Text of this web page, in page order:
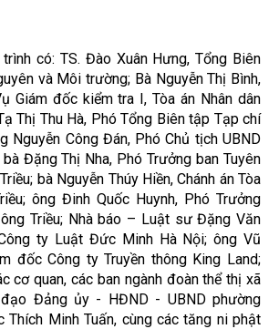
có: TS. Đào Xuân Hưng, Tổng Biên
và Môi trường; Bà Nguyễn Thị Bình,
Giám đốc kiểm tra I, Tòa án Nhân dân
Thị Thu Hà, Phó Tổng Biên tập Tạp chí
Nguyễn Công Đán, Phó Chủ tịch UBND
Đặng Thị Nha, Phó Trưởng ban Tuyên
bà Nguyễn Thúy Hiền, Chánh án Tòa
ông Đinh Quốc Huynh, Phó Trưởng
Triều; Nhà báo – Luật sư Đặng Văn
ty Luật Đức Minh Hà Nội; ông Vũ
đốc Công ty Truyền thông King Land;
cơ quan, các ban ngành đoàn thể thị xã
Đảng ủy - HĐND - UBND phường
Thích Minh Tuấn, cùng các tăng ni phật